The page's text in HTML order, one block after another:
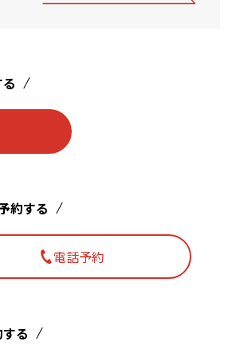
約する
電話予約
る